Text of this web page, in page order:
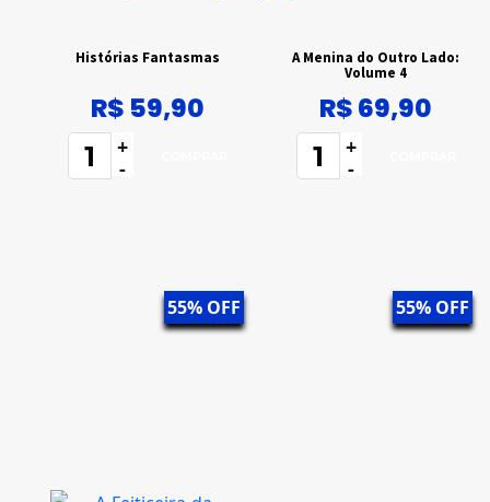
Histórias Fantasmas
R$ 59,90
+
-
A Menina do Outro Lado:
Volume 4
R$ 69,90
+
-
55% OFF 55% OFF